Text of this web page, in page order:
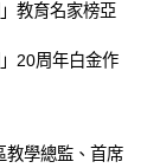
教育名家榜亞
20周年白金作
教學總監、首席